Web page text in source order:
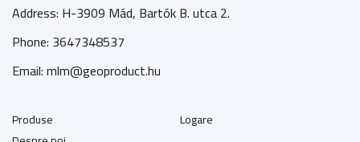
Address: H-3909 Mád, Bartók B. utca 2.
Phone: 3647348537
Email: mlm@geoproduct.hu
Produse
Logare